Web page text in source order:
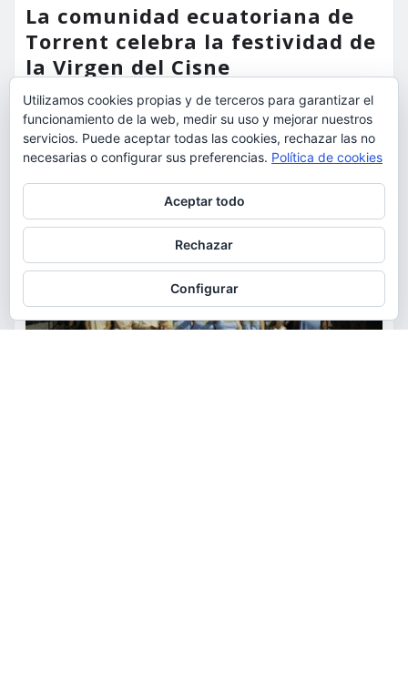
La comunidad ecuatoriana de
Torrent celebra la festividad de
la Virgen del Cisne
torrent al dia Ago 9, 2026
Utilizamos cookies propias y de terceros para garantizar el
funcionamiento de la web, medir su uso y mejorar nuestros
servicios. Puede aceptar todas las cookies, rechazar las no
necesarias o configurar sus preferencias. Política de cookies
Aceptar todo
Rechazar
Configurar
Para obtener más información, incluido cómo gestionar las cookies,